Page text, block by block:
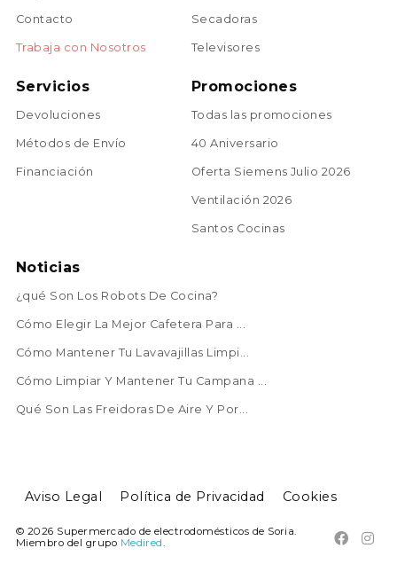
Contacto
Trabaja con Nosotros
Secadoras
Televisores
Servicios
Devoluciones
Métodos de Envío
Financiación
Promociones
Todas las promociones
40 Aniversario
Oferta Siemens Julio 2026
Ventilación 2026
Santos Cocinas
Noticias
¿qué Son Los Robots De Cocina?
Cómo Elegir La Mejor Cafetera Para ...
Cómo Mantener Tu Lavavajillas Limpi...
Cómo Limpiar Y Mantener Tu Campana ...
Qué Son Las Freidoras De Aire Y Por...
Aviso Legal Política de Privacidad Cookies
 
© 2026 Supermercado de electrodomésticos de Soria.
Miembro del grupo Medired